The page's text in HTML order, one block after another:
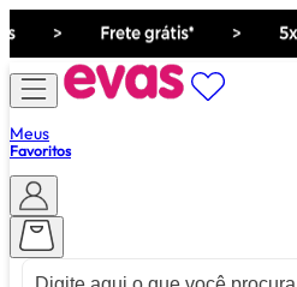
Meus
Favoritos